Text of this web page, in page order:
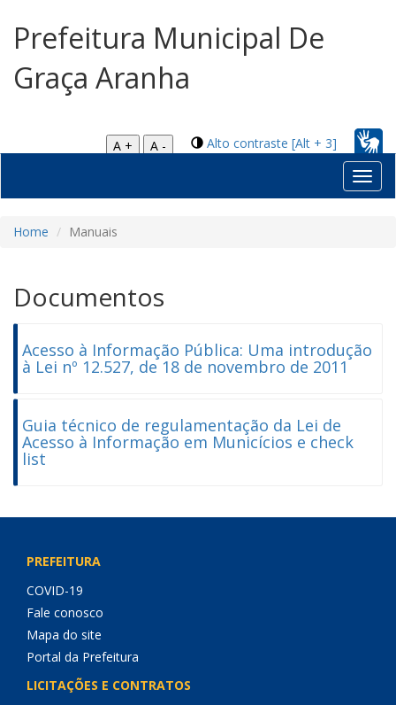
Prefeitura Municipal De
Graça Aranha
Alto contraste [Alt + 3]
A +
A -
Home Manuais
Documentos
Acesso à Informação Pública: Uma introdução
à Lei nº 12.527, de 18 de novembro de 2011
Guia técnico de regulamentação da Lei de
Acesso à Informação em Municícios e check
list
PREFEITURA
COVID-19
Fale conosco
Mapa do site
Portal da Prefeitura
LICITAÇÕES E CONTRATOS